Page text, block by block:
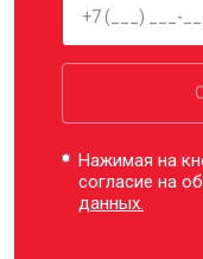
Нажимая на
согласие на
данных.